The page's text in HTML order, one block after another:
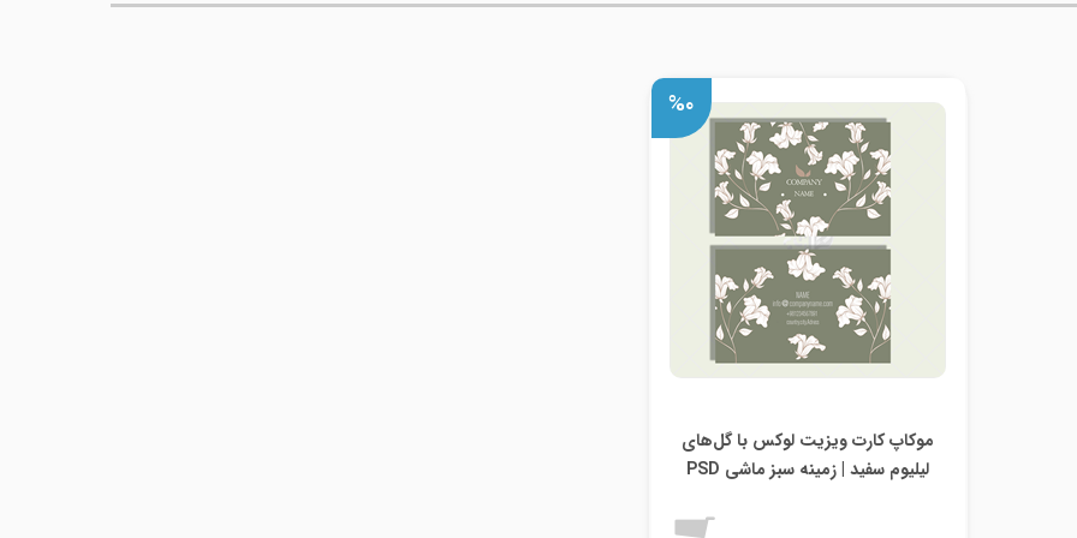
%۰
موکاپ کارت ویزیت لوکس با گل‌های
لیلیوم سفید | زمینه سبز ماشی PSD